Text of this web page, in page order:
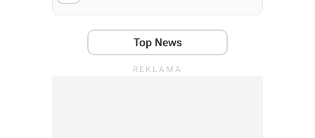
Top News